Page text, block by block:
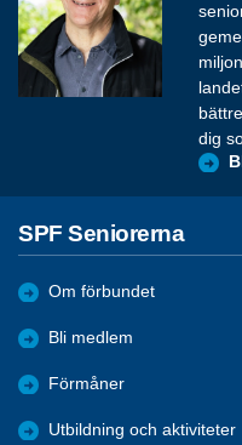
dig
SPF Seniorerna
Om förbundet
Bli medlem
Förmåner
Utbildning och aktiviteter